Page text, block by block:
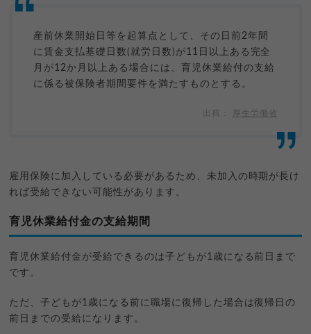
産前休業開始日等を起算点として、その日前2年間
に賃金支払基礎日数(就労日数)が11日以上ある完全
月が12か月以上ある場合には、育児休業給付の支給
に係る被保険者期間要件を満たすものとする。
厚生労働省
雇用保険に加入している必要があるため、未加入の時期が長け
れば受給できない可能性があります。
育児休業給付金の支給期間
育児休業給付金が受給できるのは子どもが1歳になる前日まで
です。
ただ、子どもが1歳になる前に職場に復帰した場合は復帰日の
前日までの受給になります。